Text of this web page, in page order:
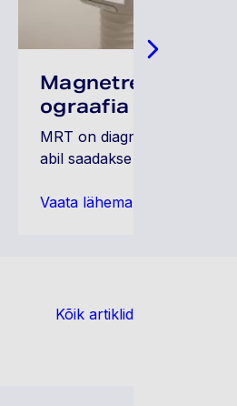
ograafia uuring
MRT on diagnostiline
abil saadakse inimkehast …
Vaata lähemalt
Kõik artiklid